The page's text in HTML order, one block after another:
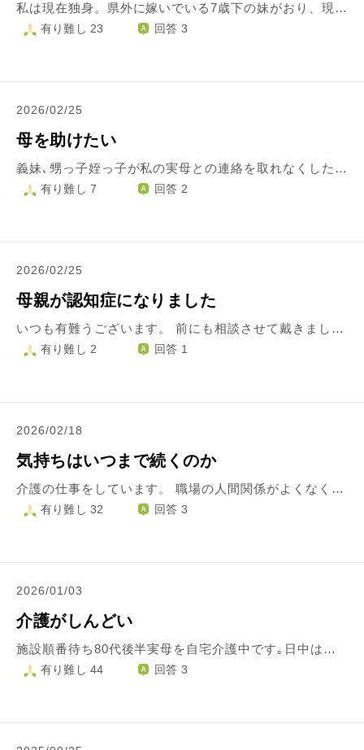
私は現在独身。県外に嫁いでいる7歳下の妹がおり、現在は専業主婦。 妹とは腹違いで、父 母(父と離婚後叔母と暮らしています) 継母と 3人とも健在で80歳を超えています。 一歳の時実母と離婚後私は父に引き取られましたが 父は酒癖が悪く時には暴言、暴力の酷かった。特に継母に対して そんな環境に耐えられず私は高校を卒業を機に実家をでました それから一度も会ってないわけじゃないけど、極力実家には戻らず… 妹とは険悪でもなければ仲が良いわけでもない間柄です 2年前に継母が癌を患いそのタイミングで、食事や入浴の介助が必要になりつつあった父は施設へ。 継母のその後の通院は私が付き添っています 最初のうちは県外から妹も出で来ていたのですが、お姑さんに嫌味を言われたとかで現在は私1人で その度に継母から聞かされる父の過去の暴力、暴言、堕胎の話には毎回心が痛くなります。そんな過去の愚痴を聞くのも18で家を出て好きに生きてきた私の役割なんでしょうか？貴方のせいで私が叩かれると何度も私の耳元で言っていた継母の愚痴を 思う事は色々ありますが引き続き聞いています 今思えば心無い言葉、怒鳴り声、グラスが割れる音…気が狂いそうな10代でした 施設に入っている父には一度も面会へは行ってません 会いたくないです。心が痛む時もありますがこの先も行かないままかと… 叔母と暮らしている実母との関係は良好です 車を飛ばせば行ける距離なので週一回は様子見に行っています 現在はそれでなんとかバランスをとっております しかし今後、今の状況が変わってしまったら‥と考えると不安で 出来ることなら父に先に逝ってほしいと願ってみたりすることもありあります お叱りのお言葉、助言など頂けませんでしょうか？
有り難し 23 回答 3
2026/02/25
母を助けたい
義妹､甥っ子姪っ子が私の実母との連絡を取れなくした。 三年前､弟夫婦が実母を連れ出し同居を始めた。(嫁の実家に連れ帰った。) 弟がなくなり、久しぶりに母から「元の家帰りたい｡もう一度､一緒に暮らしたい」「息子が亡くなったから、今の家にいるのは気が引ける､嫁たちと暮らすよりは娘のあなたと一緒に暮らしたい」と言うので、迎えに行こうと思って連絡したら､甥っ子が母の電話に出て、「帰らす気はない」と言ったあと､すぐに着信拒否したうえに親族に､私からの電話等あれば対応せず、無視するように伝えて、私と実母の連絡を出来なくした。 今は、母の気持ち､母の状態を確認できなく､すごく心配です｡ 息子を亡くし気落ちしていると思うけど、確認できない。 嫁は弟と結婚したときから､私の家の財産を狙っていました。父がなくなったときに私を相続人排除するために､「母に暴力を振るっている｡逮捕してほしい」と警察に嘘の通報をしたり、弟と甥っ子使って嫌がらせをしたが、ことごとく失敗に終わった。 三年前に母が軽度認知症と診断され、登記の名義人変更をしようとした時も同じように警察を呼んだが失敗した。が、私が仕事に行ってる間に、家に来て母を騙して連れ出した｡(私が母を施設に入れるか、殺そうとしている)などと恐ろさせて連れ出した｡ 連れ出してすぐに住所変更していた。 弟もいたので、いつかは分かり会える時が来ると思いそのままにしていたが、今回は弟が亡くなり、母は帰りたくなったと思う。 嫁たちは大黒柱が、いなくなり、母もいなくなれば金銭的困るので帰したくないないので、私との連絡を取れなくしている。 どうにかして母を連れ戻したい。 だんだんと衰えていき､大変になってくると思うけど、最後は自宅で迎えさせてやりたい。 何かいい方法あればいいけれど。 悔いのない人生を送らせてやりたい。
有り難し 7 回答 2
2026/02/25
母親が認知症になりました
いつも有難うございます。 前にも相談させて戴きましたが サ高住にいる母親から 泥棒扱いされています。ケアマネさんにも相談しているのですが。ここで暖かいお返事を戴き、少し距離をとっています。すると 留守番電話やラインで 色々な物を返して欲しい…と連絡があり こちらから かけ直しても 無視です。私自身色々な心配事があり 自分を支えるので精一杯で 泥棒扱いの母親とは 会いたくもありません。 そうなったきっかけは うつ病の母親と同居していた時期に 姉妹が私の悪口を母親に吹き込んだせいもあります。ある意味 母親も被害者です。 介護を拒否する姉妹に代わり色々しましたが もう嫌です。でも 高齢で娘を疑う母親が哀れでもあります。今は健康ですが いつ死ぬか分からない年齢です。でも会えば 後日疑われます。 サ高住では、認知症のことまで ケアしてもらえません。 今の施設は気にいってる様なので手厚い施設に引っ越すのも無理です。泥棒扱いされてる事はもう慣れました。80年以上仲良しだったのに… 利己的ですが 会わずに亡くなったらどうしよう…と私自身の気持の問題だけを考えてます。 会わない…という選択肢を 選んでもいいでしょうか？
有り難し 2 回答 1
2026/02/18
気持ちはいつまで続くのか
介護の仕事をしています。 職場の人間関係がよくなく、利用者に対して暴言や反則行為を見かける時があります。 上司や管理者でもやってはいけないんじゃないか？と思うことを平気でやります。 職員同士で悪口言い合うことがあるので、相談できないですし、介護経験が浅はかなのでアドバイスもできないです。 見習いたいと思えず、最近は気持ちが暗いです。 この気持ちはいつまで続くのか、 もう楽になりたいです。私の理想が高いのでしょうか。苦しみから抜け出す方法はありますか？
有り難し 32 回答 3
2026/01/03
介護がしんどい
施設順番待ち80代後半実母を自宅介護中です｡日中は母1人です｡フルタイムの仕事を終えて帰宅したら‥入れ歯が冷蔵庫､洗濯機の上に物干し竿､使用済みオムツが流し台の上‥慣れっこですが片付けから始まります｡財布泥棒､金泥棒､米泥棒と罵倒してきます｡デイサービスやヘルパーさんなど行政はフルに使ってます｡ 私は母に早く死ね すぐ死ね 生きるなと常々呪ってます｡優しくなぞなれません｡死ねと思うのは当然だと思ってます こんなにしんどく迷惑かける為だけに生きてる母を憎み呪う私は間違ってますか?
有り難し 44 回答 3